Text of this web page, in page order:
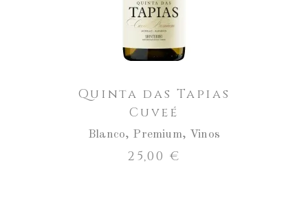
cantidad
Quinta das Tapias
Cuveé
Blanco, Premium, Vinos
25,00€